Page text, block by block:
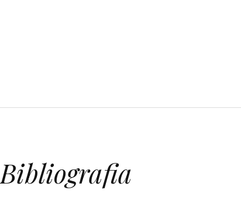
Bibliografia